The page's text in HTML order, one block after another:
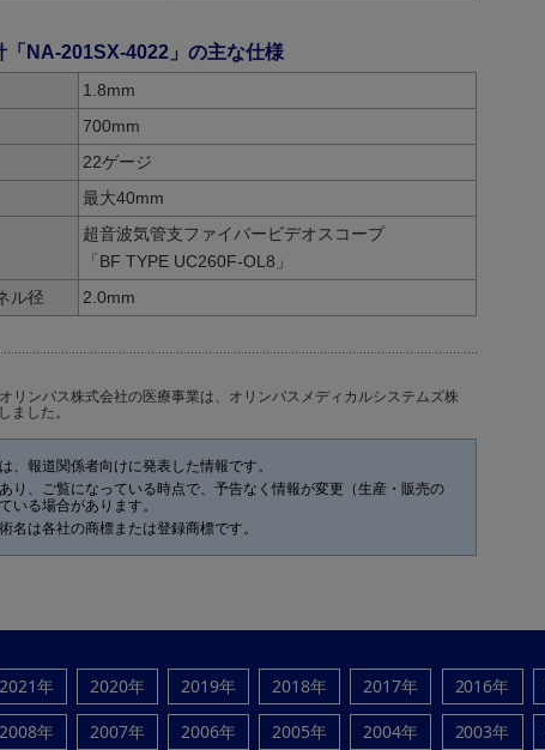
「NA-201SX-4022」の主な仕様
1.8mm
700mm
22ゲージ
最大40mm
超音波気管支ファイバービデオスコープ
「BF TYPE UC260F-OL8」
ル径
2.0mm
リンパス株式会社の医療事業は、オリンパスメディカルシステムズ株
ました。
、報道関係者向けに発表した情報です。
り、ご覧になっている時点で、予告なく情報が変更（生産・販売の
いる場合があります。
名は各社の商標または登録商標です。
2021年 2020年 2019年 2018年 2017年 2016年
2008年 2007年 2006年 2005年 2004年 2003年